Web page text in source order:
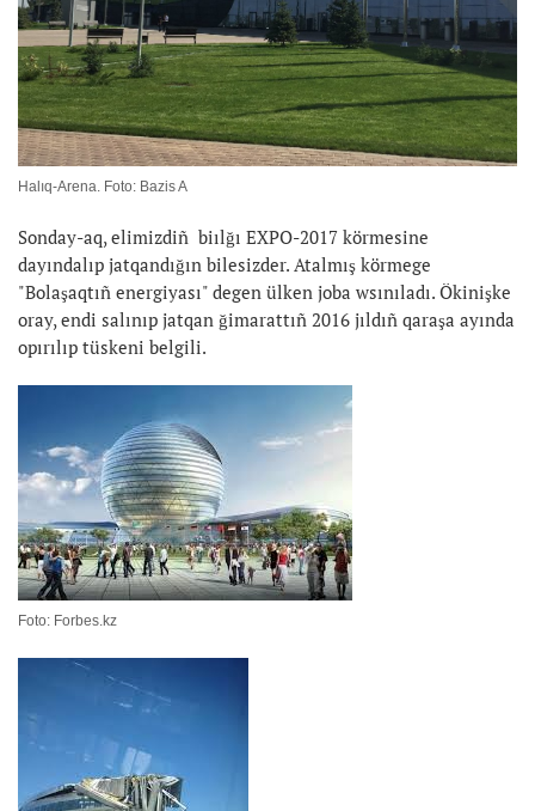
Halıq-Arena. Foto: Bazis A
Sonday-aq, elimizdiñ biılğı EXPO-2017 körmesine
dayındalıp jatqandığın bilesizder. Atalmış körmege
"Bolaşaqtıñ energiyası" degen ülken joba wsınıladı. Ökinişke
oray, endi salınıp jatqan ğimarattıñ 2016 jıldıñ qaraşa ayında
opırılıp tüskeni belgili.
Foto: Forbes.kz